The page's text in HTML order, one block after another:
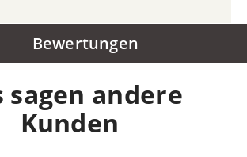
Bewertungen
sagen andere
Kunden